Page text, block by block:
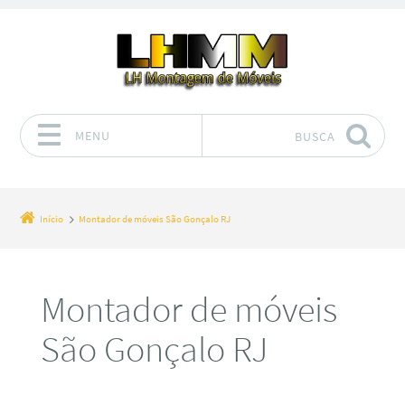
MENU BUSCA
Início Montador de móveis São Gonçalo RJ
Montador de móveis
São Gonçalo RJ